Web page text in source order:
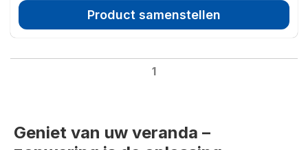
Product samenstellen
1
Geniet van uw veranda –